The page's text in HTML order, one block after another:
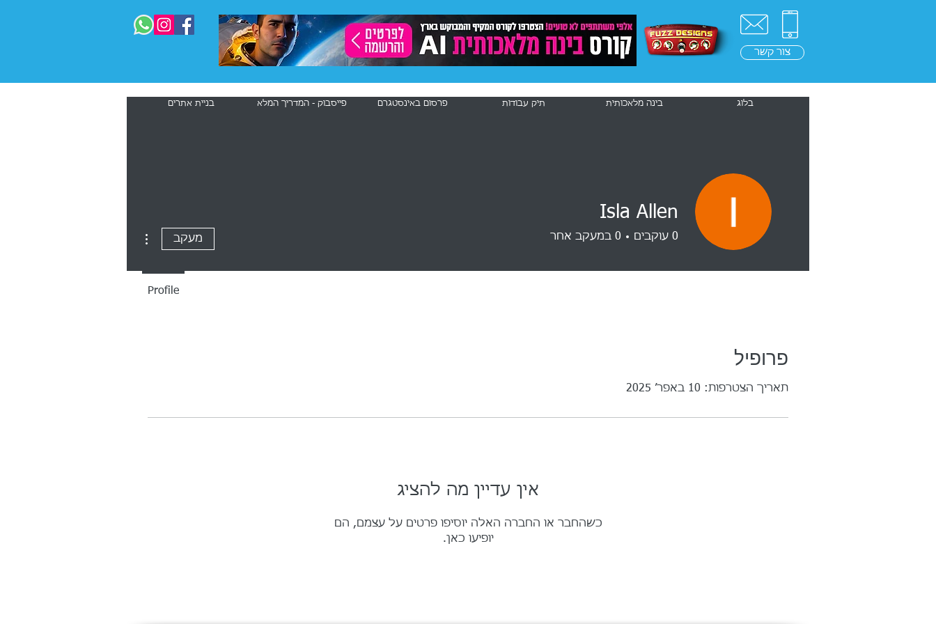
צור קשר
בלוג בינה מלאכותית תיק עבודות פרסום באינסטגרם פייסבוק - המדריך המלא בניית אתרים
פרופיל
תאריך הצטרפות: 10 באפר׳ 2025
אין עדיין מה להציג
כשהחבר או החברה האלה יוסיפו פרטים על עצמם, הם
יופיעו כאן.
Isla Allen
0 עוקבים 0 במעקב אחר מעקב
Profile